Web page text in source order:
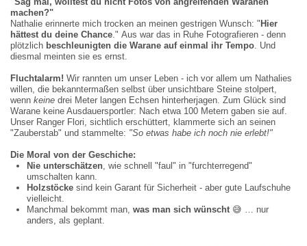
machen?"
Nathalie erinnerte mich trocken an meinen gestrigen Wunsch: " Hier
hättest du deine Chance." Aus war das in Ruhe Fotografieren - denn
plötzlich beschleunigten die Warane auf einmal ihr Tempo. Und
diesmal meinten sie es ernst.
Fluchtalarm! Wir rannten um unser Leben - ich vor allem um Nathalies
willen, die bekanntermaßen selbst über unsichtbare Steine stolpert,
wenn keine drei Meter langen Echsen hinterherjagen. Zum Glück sind
Warane keine Ausdauersportler: Nach etwa 100 Metern gaben sie auf.
Unser Ranger Flori, sichtlich erschüttert, klammerte sich an seinen
"Zauberstab" und stammelte: "So etwas habe ich noch nie erlebt!"
Die Moral von der Geschiche:
Nie unterschätzen, wie schnell "faul" in "furchterregend"
umschalten kann.
Holzstöcke sind kein Garant für Sicherheit - aber gute Laufschuhe
vielleicht.
Manchmal bekommt man, was man sich wünscht 😅 … nur
anders, als geplant.